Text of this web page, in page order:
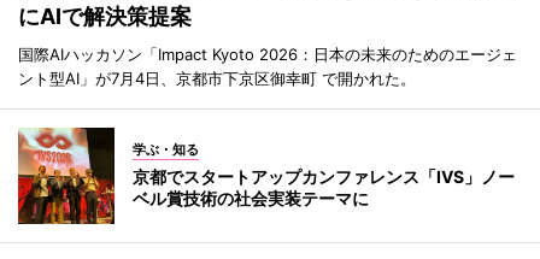
にAIで解決策提案
国際AIハッカソン「Impact Kyoto 2026：日本の未来のためのエージェ
ント型AI」が7月4日、京都市下京区御幸町 で開かれた。
学ぶ・知る
京都でスタートアップカンファレンス「IVS」ノー
ベル賞技術の社会実装テーマに